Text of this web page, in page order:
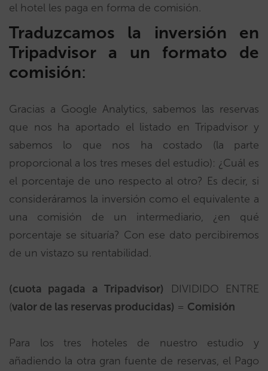
el hotel les paga en forma de comisión.
Traduzcamos la inversión en
Tripadvisor a un formato de
comisión:
Gracias a Google Analytics, sabemos las reservas
que nos ha aportado el listado en Tripadvisor y
sabemos lo que nos ha costado (la parte
proporcional a los tres meses del estudio): ¿Cuál es
el porcentaje de uno respecto al otro? Es decir, si
consideráramos la inversión como el equivalente a
una comisión de un intermediario, ¿en qué
porcentaje se situaría? Con ese dato percibiremos
de un vistazo su rentabilidad.
(cuota pagada a Tripadvisor)
DIVIDIDO ENTRE
(valor de las reservas producidas) = Comisión
Para los tres hoteles de nuestro estudio y
añadiendo la otra gran fuente de reservas, el Pago